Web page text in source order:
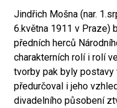
Jindřich Mošna (nar.
6.května 1911 v Praze)
předních herců
charakterních rolí i rolí
tvorby pak byly postavy
předurčoval i jeho
divadelního působení